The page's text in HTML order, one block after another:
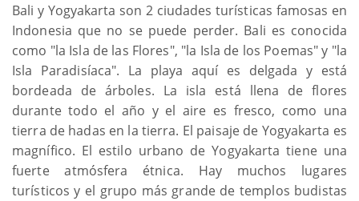
Bali y Yogyakarta son 2 ciudades turísticas famosas en
Indonesia que no se puede perder. Bali es conocida
como "la Isla de las Flores", "la Isla de los Poemas" y "la
Isla Paradisíaca". La playa aquí es delgada y está
bordeada de árboles. La isla está llena de flores
durante todo el año y el aire es fresco, como una
tierra de hadas en la tierra. El paisaje de Yogyakarta es
magnífico. El estilo urbano de Yogyakarta tiene una
fuerte atmósfera étnica. Hay muchos lugares
turísticos y el grupo más grande de templos budistas